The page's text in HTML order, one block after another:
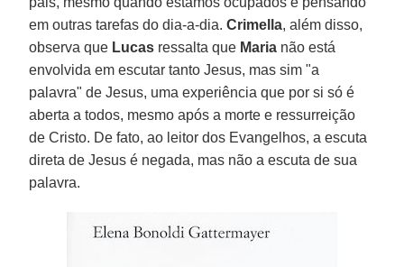
em outras tarefas do dia-a-dia.Crimella, além disso,
observa que Lucas ressalta que Maria não está
envolvida em escutar tanto Jesus, mas sim "a
palavra" de Jesus, uma experiência que por si só é
aberta a todos, mesmo após a morte e ressurreição
de Cristo. De fato, ao leitor dos Evangelhos, a escuta
direta de Jesus é negada, mas não a escuta de sua
palavra.